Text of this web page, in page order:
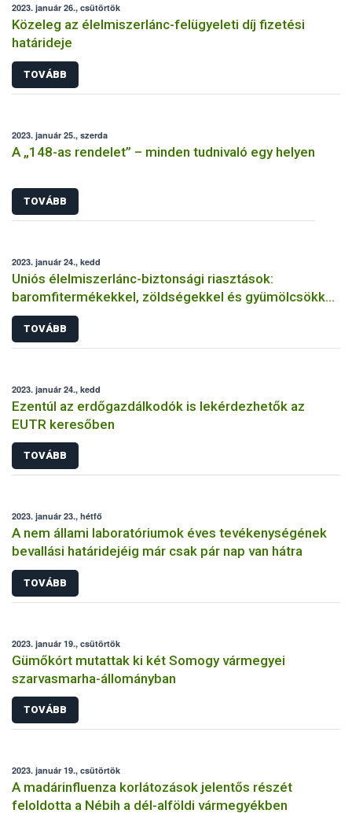
2023. január 26., csütörtök
Közeleg az élelmiszerlánc-felügyeleti díj fizetési
határideje
TOVÁBB
2023. január 25., szerda
A „148-as rendelet” – minden tudnivaló egy helyen
TOVÁBB
2023. január 24., kedd
Uniós élelmiszerlánc-biztonsági riasztások:
baromfitermékekkel, zöldségekkel és gyümölcsökkel
volt a legtöbb gond
TOVÁBB
2023. január 24., kedd
Ezentúl az erdőgazdálkodók is lekérdezhetők az
EUTR keresőben
TOVÁBB
2023. január 23., hétfő
A nem állami laboratóriumok éves tevékenységének
bevallási határidejéig már csak pár nap van hátra
TOVÁBB
2023. január 19., csütörtök
Gümőkórt mutattak ki két Somogy vármegyei
szarvasmarha-állományban
TOVÁBB
2023. január 19., csütörtök
A madárinfluenza korlátozások jelentős részét
feloldotta a Nébih a dél-alföldi vármegyékben